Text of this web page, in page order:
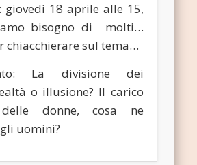
giovedì 18 aprile alle 15,
bisogno di molti…
chiacchierare sul tema…
La divisione dei
o illusione? Il carico
donne, cosa ne
uomini?